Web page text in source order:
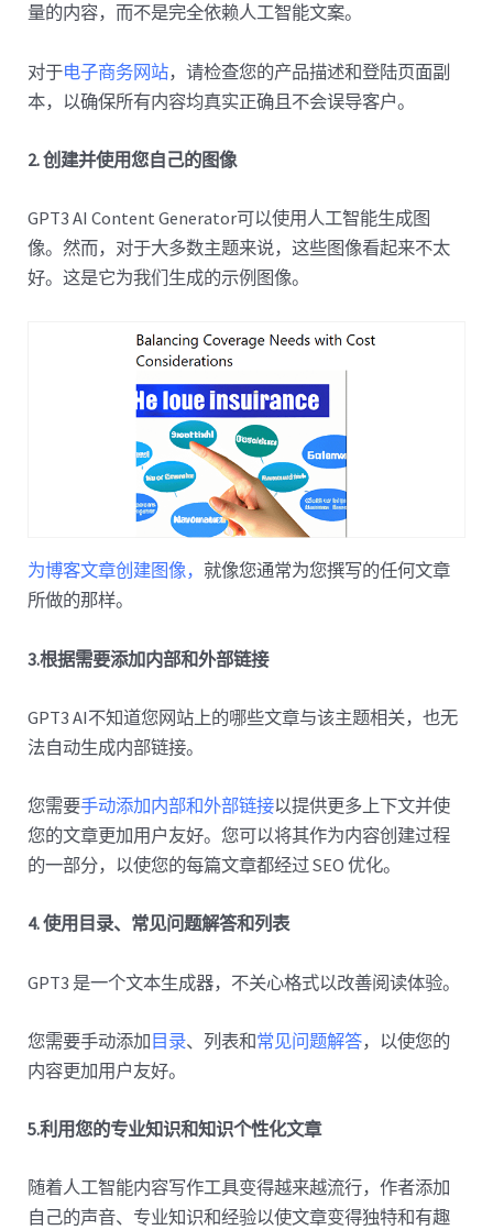
量的内容，而不是完全依赖人工智能文案。
对于电子商务网站，请检查您的产品描述和登陆页面副
本，以确保所有内容均真实正确且不会误导客户。
2. 创建并使用您自己的图像
GPT3 AI Content Generator可以使用人工智能生成图
像。然而，对于大多数主题来说，这些图像看起来不太
好。这是它为我们生成的示例图像。
为博客文章创建图像， 就像您通常为您撰写的任何文章
所做的那样。
3.根据需要添加内部和外部链接
GPT3 AI不知道您网站上的哪些文章与该主题相关，也无
法自动生成内部链接。
您需要手动添加内部和外部链接以提供更多上下文并使
您的文章更加用户友好。您可以将其作为内容创建过程
的一部分，以使您的每篇文章都经过 SEO 优化。
4. 使用目录、常见问题解答和列表
GPT3 是一个文本生成器，不关心格式以改善阅读体验。
您需要手动添加目录、列表和常见问题解答，以使您的
内容更加用户友好。
5.利用您的专业知识和知识个性化文章
随着人工智能内容写作工具变得越来越流行，作者添加
自己的声音、专业知识和经验以使文章变得独特和有趣